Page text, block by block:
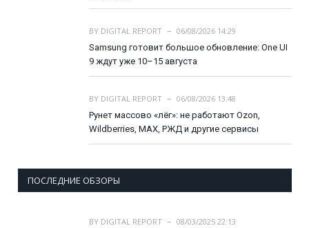
BY DIGITAL REPORT
06/08/2026 14:29
Samsung готовит большое обновление: One UI
9 ждут уже 10–15 августа
BY DIGITAL REPORT
06/08/2026 13:48
Рунет массово «лёг»: не работают Ozon,
Wildberries, MAX, РЖД и другие сервисы
ПОСЛЕДНИЕ ОБЗОРЫ
BY DIGITAL REPORT
08/03/2025 22:13